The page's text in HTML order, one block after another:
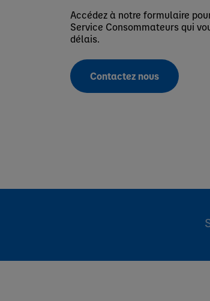
Accédez à notre formulaire
Service Consommateurs qui
délais.
Contactez nous